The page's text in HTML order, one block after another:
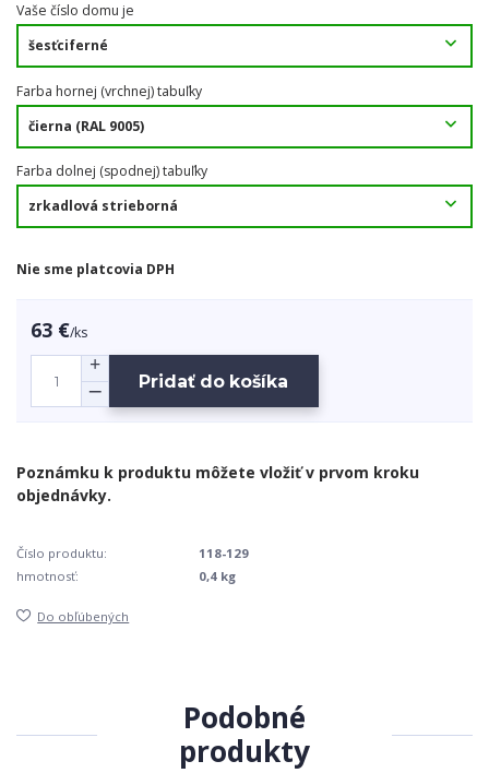
Vaše číslo domu je
Farba hornej (vrchnej) tabuľky
Farba dolnej (spodnej) tabuľky
Nie sme platcovia DPH
63 €/ks
Pridať do košíka
Číslo produktu:
118-129
hmotnosť:
0,4 kg
Do obľúbených
Podobné
produkty